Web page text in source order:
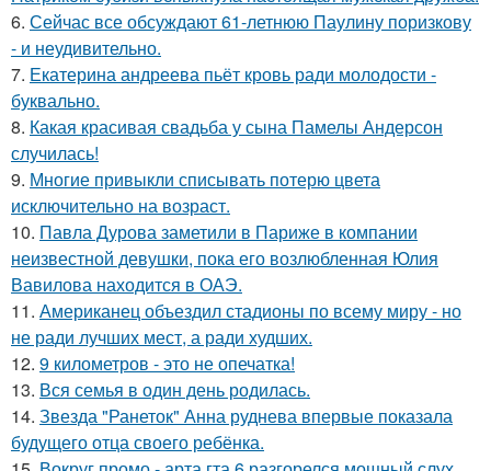
6. Сейчас все обсуждают 61-летнюю Паулину поризкову
- и неудивительно.
7. Екатерина андреева пьёт кровь ради молодости -
буквально.
8. Какая красивая свадьба у сына Памелы Андерсон
случилась!
9. Многие привыкли списывать потерю цвета
исключительно на возраст.
10. Павла Дурова заметили в Париже в компании
неизвестной девушки, пока его возлюбленная Юлия
Вавилова находится в ОАЭ.
11. Американец объездил стадионы по всему миру - но
не ради лучших мест, а ради худших.
12. 9 километров - это не опечатка!
13. Вся семья в один день родилась.
14. Звезда "Ранеток" Анна руднева впервые показала
будущего отца своего ребёнка.